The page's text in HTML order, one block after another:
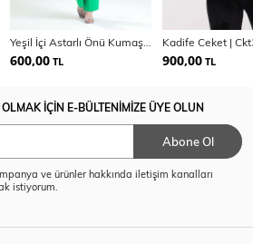
600,00 TL
Kadife Ceket |
900,00 TL
İÇİN E-BÜLTENİMİZE ÜYE OLUN
Abone Ol
ve ürünler hakkında iletişim kanalları
istiyorum.